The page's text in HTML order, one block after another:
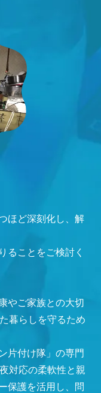
ほど深刻化し、解
ることをご検討く
やご家族との大切
暮らしを守るため
片付け隊」の専門
対応の柔軟性と親
保護を活用し、問